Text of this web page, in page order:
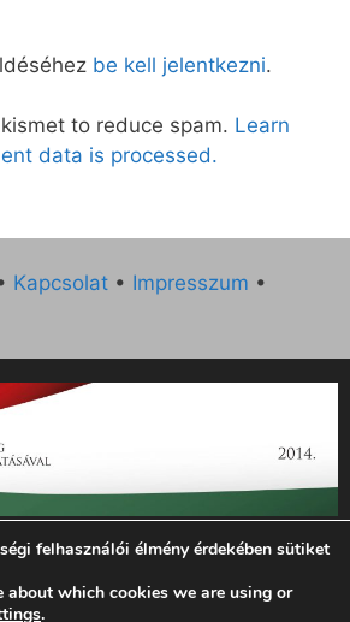
be kell jelentkezni.
to reduce spam. Learn
data is processed.
Kapcsolat • Impresszum •
hetilap 2014. évi működésének
KCP-14-P-0121 sz. támogatási
3 000 000 Ft összegben támogatta az
Minisztériuma.”
felhasználói élmény érdekében sütiket
about which cookies we are using or
.